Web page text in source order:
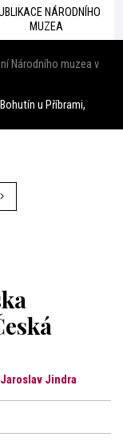
NÁRODNÍHO
MUZEA
Národního muzea v
u Příbrami,
Jindra